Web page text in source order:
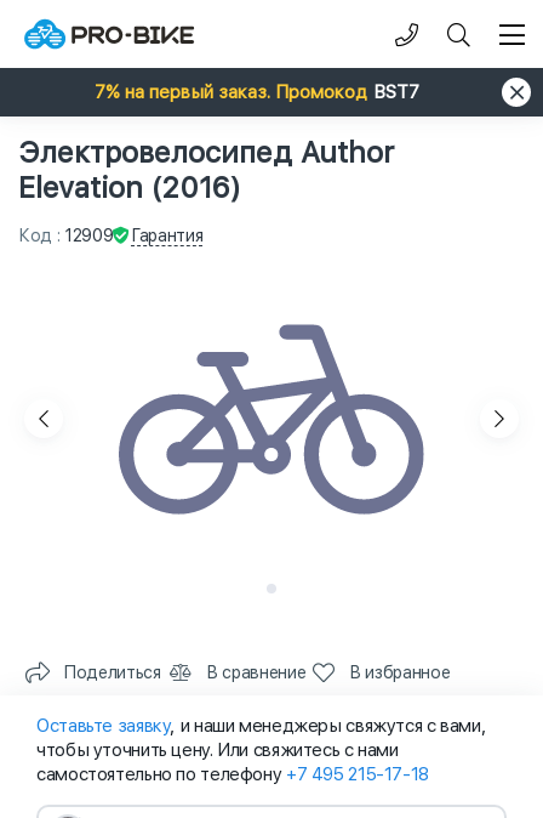
7% на первый заказ. Промокод BST7
Электровелосипед Author
Elevation (2016)
Код : 12909 Гарантия
Поделиться В сравнение В избранное
Оставьте заявку, и наши менеджеры свяжутся с вами,
чтобы уточнить цену. Или свяжитесь с нами
самостоятельно по телефону +7 495 215-17-18